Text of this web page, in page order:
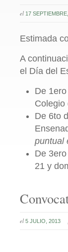
el 17
Estimada
A
el Día del
De
Colegio
De 6to
puntual
De
21 y
el 5 JULIO, 2013